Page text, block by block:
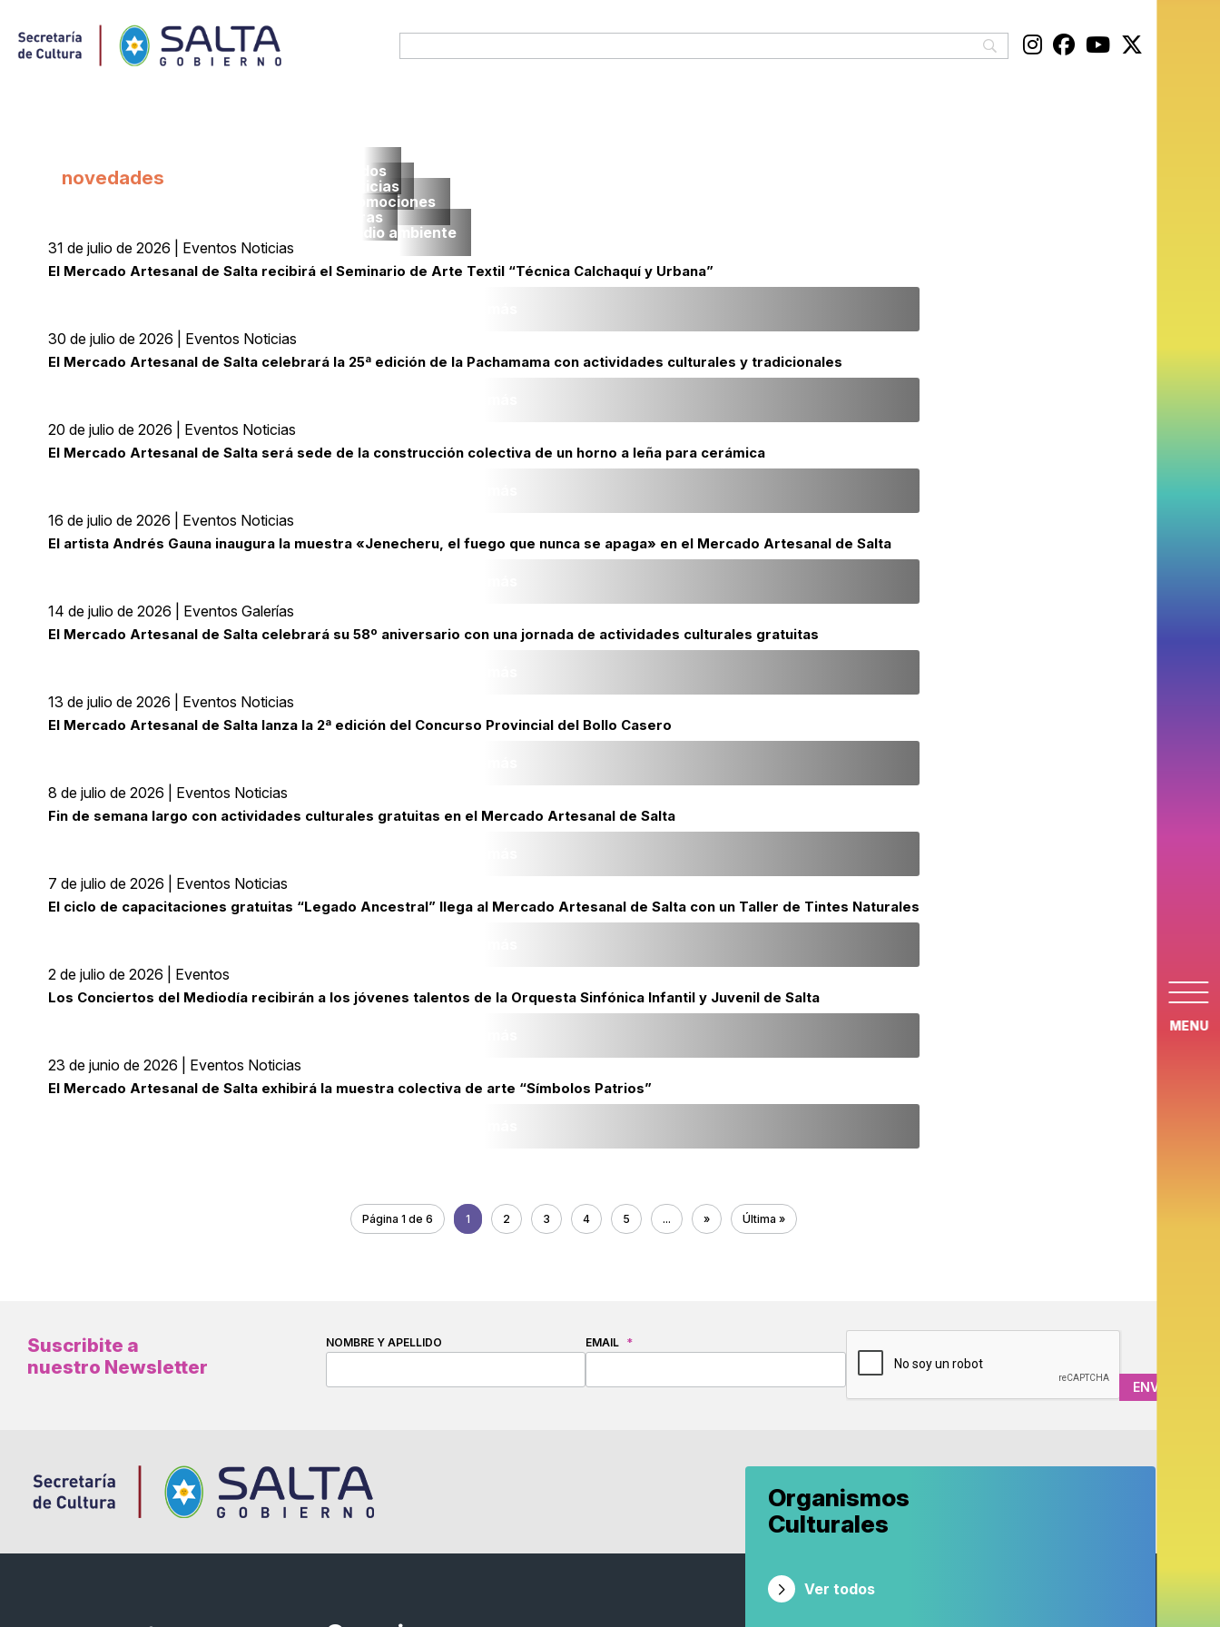
MENU
novedades
Todos
noticias
promociones
obras
medio ambiente
31 de julio de 2026 | Eventos Noticias
El Mercado Artesanal de Salta recibirá el Seminario de Arte Textil “Técnica Calchaquí y Urbana”
30 de julio de 2026 | Eventos Noticias
El Mercado Artesanal de Salta celebrará la 25ª edición de la Pachamama con actividades culturales y tradicionales
20 de julio de 2026 | Eventos Noticias
El Mercado Artesanal de Salta será sede de la construcción colectiva de un horno a leña para cerámica
16 de julio de 2026 | Eventos Noticias
El artista Andrés Gauna inaugura la muestra «Jenecheru, el fuego que nunca se apaga» en el Mercado Artesanal de Salta
14 de julio de 2026 | Eventos Galerías
El Mercado Artesanal de Salta celebrará su 58º aniversario con una jornada de actividades culturales gratuitas
13 de julio de 2026 | Eventos Noticias
El Mercado Artesanal de Salta lanza la 2ª edición del Concurso Provincial del Bollo Casero
8 de julio de 2026 | Eventos Noticias
Fin de semana largo con actividades culturales gratuitas en el Mercado Artesanal de Salta
7 de julio de 2026 | Eventos Noticias
El ciclo de capacitaciones gratuitas “Legado Ancestral” llega al Mercado Artesanal de Salta con un Taller de Tintes Naturales
2 de julio de 2026 | Eventos
Los Conciertos del Mediodía recibirán a los jóvenes talentos de la Orquesta Sinfónica Infantil y Juvenil de Salta
23 de junio de 2026 | Eventos Noticias
El Mercado Artesanal de Salta exhibirá la muestra colectiva de arte “Símbolos Patrios”
Página 1 de 6 1 2 3 4 5 ... » Última »
Suscribite a
nuestro Newsletter
NOMBRE Y APELLIDO EMAIL *
Organismos
Culturales
Ver todos